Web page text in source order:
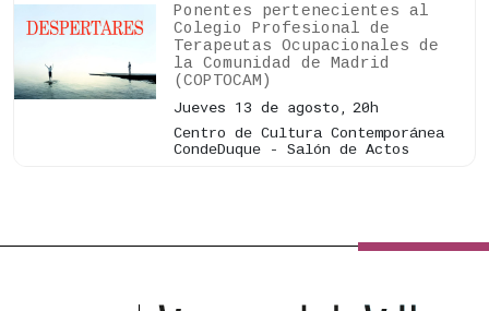
Ponentes pertenecientes al
Colegio Profesional de
Terapeutas Ocupacionales de
la Comunidad de Madrid
(COPTOCAM)
Jueves 13 de agosto, 20h
Centro de Cultura Contemporánea
CondeDuque - Salón de Actos